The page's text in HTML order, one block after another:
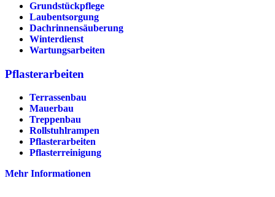
Grundstückpflege
Laubentsorgung
Dachrinnen­säuberung
Winterdienst
Wartungsarbeiten
Pflasterarbeiten
Terrassenbau
Mauerbau
Treppenbau
Rollstuhlrampen
Pflasterarbeiten
Pflasterreinigung
Mehr Informationen